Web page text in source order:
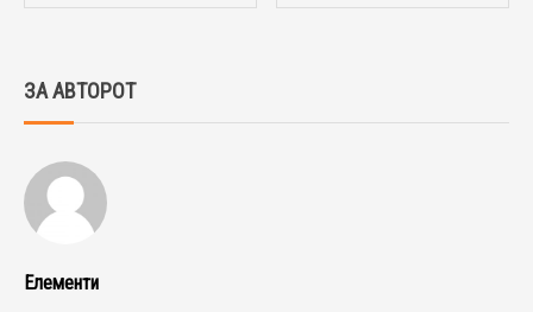
ЗА АВТОРОТ
Елементи